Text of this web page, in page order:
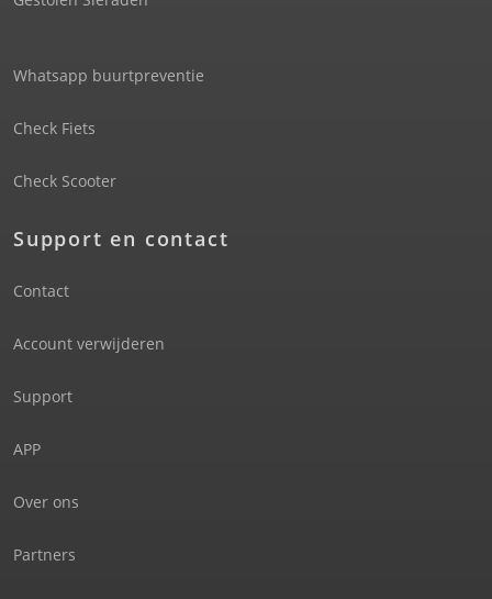
Whatsapp buurtpreventie
Check Fiets
Check Scooter
Support en contact
Contact
Account verwijderen
Support
APP
Over ons
Partners